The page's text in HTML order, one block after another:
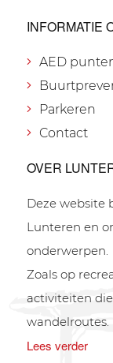
INFORMATIE
AED
Parkeren
Contact
OVER
Deze website
Lunteren en
onderwerpen.
Zoals op
activiteiten
wandelroutes.
Lees verder